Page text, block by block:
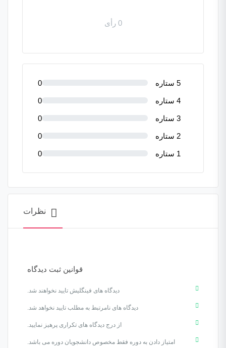
0 رأی
5 ستاره 0
4 ستاره 0
3 ستاره 0
2 ستاره 0
1 ستاره 0
نظرات
قوانین ثبت دیدگاه
دیدگاه های فینگلیش تایید نخواهند شد.
دیدگاه های نامرتبط به مطلب تایید نخواهد شد.
از درج دیدگاه های تکراری پرهیز نمایید.
امتیاز دادن به دوره فقط مخصوص دانشجویان دوره می باشد.